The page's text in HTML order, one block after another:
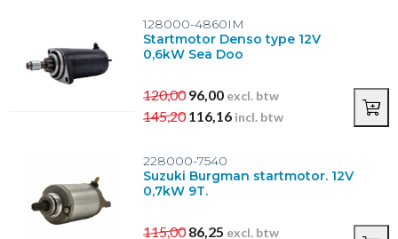
128000-4860IM
Startmotor Denso type 12V
0,6kW Sea Doo
120,0096,00 excl. btw
145,20116,16 incl. btw
228000-7540
Suzuki Burgman startmotor. 12V
0,7kW 9T.
115,0086,25 excl. btw